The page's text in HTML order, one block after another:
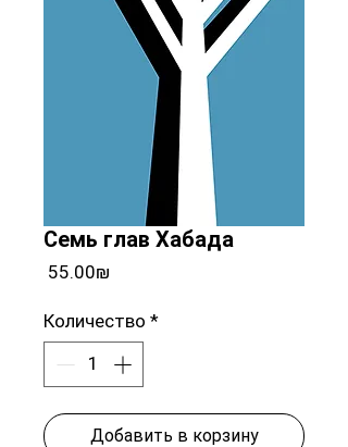
Семь глав Хабада
‏55.00 ‏₪
Количество *
Добавить в корзину